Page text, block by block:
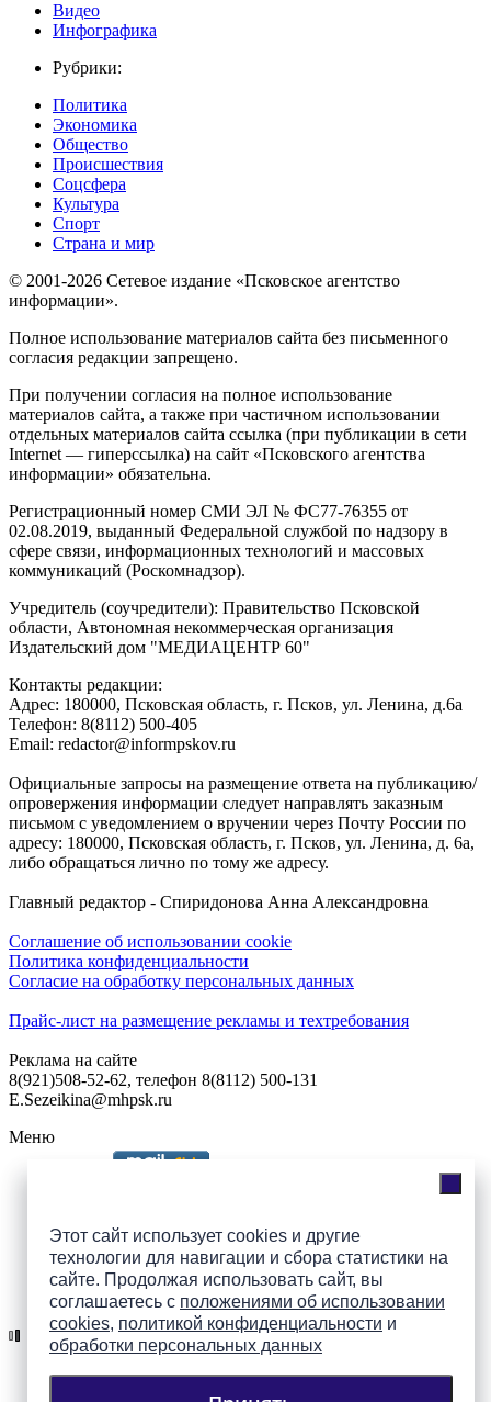
Этот сайт использует cookies и другие
технологии для навигации и сбора статистики на
сайте. Продолжая использовать сайт, вы
соглашаетесь с положениями об использовании
cookies, политикой конфиденциальности и
обработки персональных данных
Видео
Инфографика
Рубрики:
Политика
Экономика
Общество
Происшествия
Соцсфера
Культура
Спорт
Страна и мир
© 2001-2026 Сетевое издание «Псковское агентство
информации».
Полное использование материалов сайта без письменного
согласия редакции запрещено.
При получении согласия на полное использование
материалов сайта, а также при частичном использовании
отдельных материалов сайта ссылка (при публикации в сети
Internet — гиперссылка) на сайт «Псковского агентства
информации» обязательна.
Регистрационный номер СМИ ЭЛ № ФС77-76355 от
02.08.2019, выданный Федеральной службой по надзору в
сфере связи, информационных технологий и массовых
коммуникаций (Роскомнадзор).
Учредитель (соучредители): Правительство Псковской
области, Автономная некоммерческая организация
Издательский дом "МЕДИАЦЕНТР 60"
Контакты редакции:
Адреc: 180000, Псковская область, г. Псков, ул. Ленина, д.6а
Телефон: 8(8112) 500-405
Email: redactor@informpskov.ru
Официальные запросы на размещение ответа на публикацию/
опровержения информации следует направлять заказным
письмом с уведомлением о вручении через Почту России по
адресу: 180000, Псковская область, г. Псков, ул. Ленина, д. 6а,
либо обращаться лично по тому же адресу.
Главный редактор - Спиридонова Анна Александровна
Соглашение об использовании cookie
Политика конфиденциальности
Согласие на обработку персональных данных
Прайс-лист на размещение рекламы и техтребования
Реклама на сайте
8(921)508-52-62, телефон 8(8112) 500-131
E.Sezeikina@mhpsk.ru
Меню
Подпишись на группы
ПАИ в соцсетях!